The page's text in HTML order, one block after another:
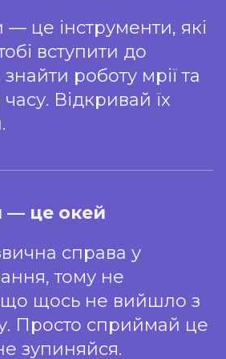
— це інструменти, які
вступити до
знайти роботу мрії та
Відкривай їх
— це окей
справа у
тому не
щось не вийшло з
Просто сприймай це
зупиняйся.
буде
на розвиток
до
еру
соціального
частини 4 статті
«Про
та
яка
інвентар
проєкту?
усіх учасників,
теоретичну та
обрано тих,
до
та